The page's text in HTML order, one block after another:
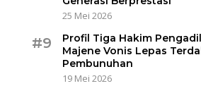
25 Mei 2026
#9
Profil Tiga Hakim
Majene Vonis Lepas
Pembunuhan
19 Mei 2026